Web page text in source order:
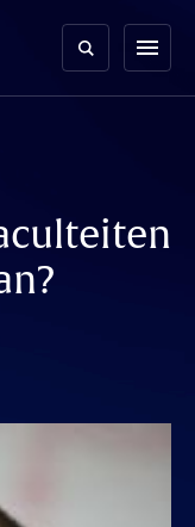
menu